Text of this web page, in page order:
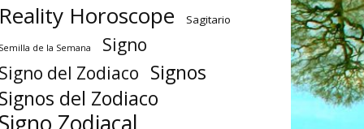
Horoscope Sagitario
de la Semana
Signo
del Zodiaco Signos
del Zodiaco